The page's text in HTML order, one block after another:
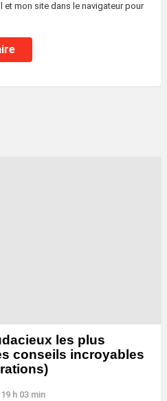
et mon site dans le navigateur pour
les plus
conseils incroyables
h 03 min